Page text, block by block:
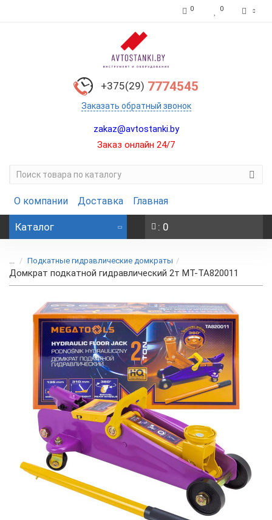
0 0
+375(29) 7774545
Заказать обратный звонок
zakaz@avtostanki.by
Заказ онлайн 24/7
О компании Доставка Главная
Каталог : 0
... Подкатные гидравлические домкраты
Домкрат подкатной гидравлический 2т MT-TA820011